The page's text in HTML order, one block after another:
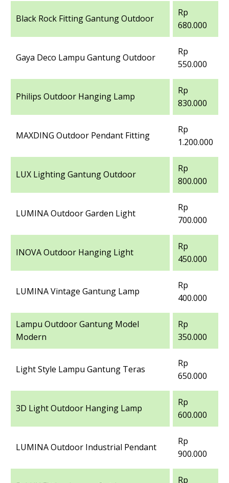
Black Rock Fitting Gantung Outdoor
Rp
680.000
Gaya Deco Lampu Gantung Outdoor
Rp
550.000
Philips Outdoor Hanging Lamp
Rp
830.000
MAXDING Outdoor Pendant Fitting
Rp
1.200.000
LUX Lighting Gantung Outdoor
Rp
800.000
LUMINA Outdoor Garden Light
Rp
700.000
INOVA Outdoor Hanging Light
Rp
450.000
LUMINA Vintage Gantung Lamp
Rp
400.000
Lampu Outdoor Gantung Model
Modern
Rp
350.000
Light Style Lampu Gantung Teras
Rp
650.000
3D Light Outdoor Hanging Lamp
Rp
600.000
LUMINA Outdoor Industrial Pendant
Rp
900.000
Rp